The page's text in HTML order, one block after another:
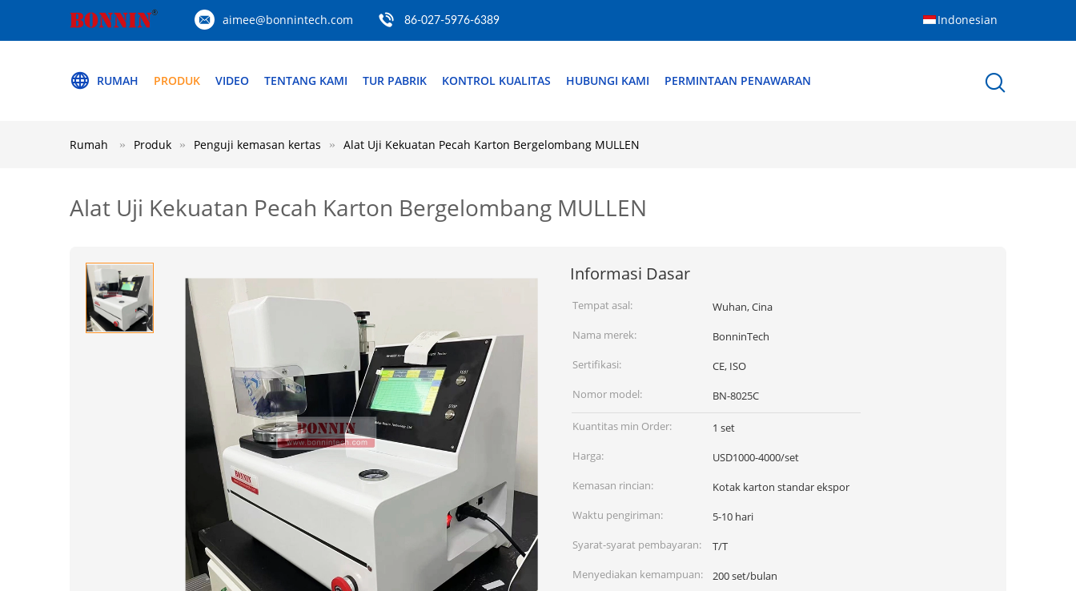
aimee@bonnintech.com 86-027-5976-6389 Indonesian
RUMAH PRODUK VIDEO TENTANG KAMI TUR PABRIK KONTROL KUALITAS HUBUNGI KAMI PERMINTAAN PENAWARAN
Rumah Produk Penguji kemasan kertas Alat Uji Kekuatan Pecah Karton Bergelombang MULLEN
Alat Uji Kekuatan Pecah Karton Bergelombang MULLEN
Informasi Dasar
Tempat asal:
Wuhan, Cina
Nama merek:
BonninTech
Sertifikasi:
CE, ISO
Nomor model:
BN-8025C
Kuantitas min Order:
1 set
Harga:
USD1000-4000/set
Kemasan rincian:
Kotak karton standar ekspor
Waktu pengiriman:
5-10 hari
Syarat-syarat pembayaran:
T/T
Menyediakan kemampuan:
200 set/bulan